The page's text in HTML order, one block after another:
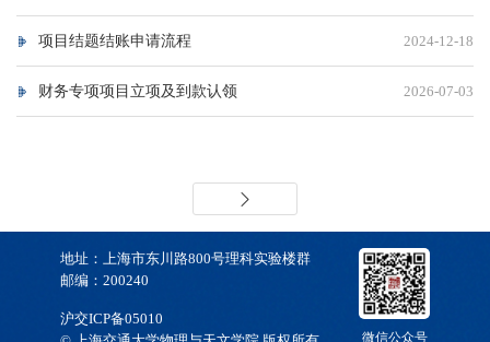
项目结题结账申请流程 2024-12-18
财务专项项目立项及到款认领 2026-07-03
地址：上海市东川路800号理科实验楼群
邮编：200240
沪交ICP备05010
微信公众号